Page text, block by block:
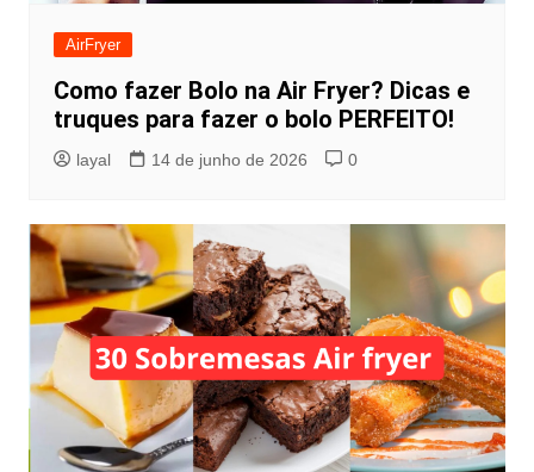
AirFryer
Como fazer Bolo na Air Fryer? Dicas e
truques para fazer o bolo PERFEITO!
layal 14 de junho de 2026 0